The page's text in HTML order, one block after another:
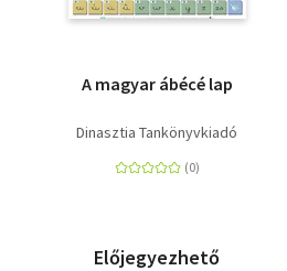
A magyar ábécé lap
Dinasztia Tankönyvkiadó
Előjegyezhető